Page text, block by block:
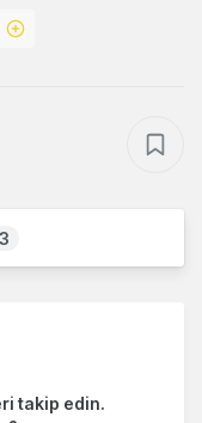
3
takip edin.